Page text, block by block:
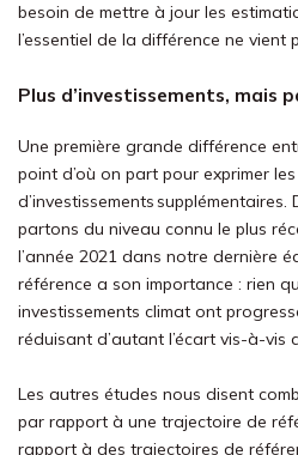
besoin de mettre à jour les
l’essentiel de la différence ne vient
Plus d’investissements, mais
Une première grande différence
point d’où on part pour exprimer
d’investissements
partons du niveau connu le plus
l’année 2021 dans notre dernière
référence a son importance : rien
investissements climat ont
réduisant d’autant l’écart vis-à-vis
Les autres études nous disent
par rapport à une trajectoire de
rapport à des trajectoires de